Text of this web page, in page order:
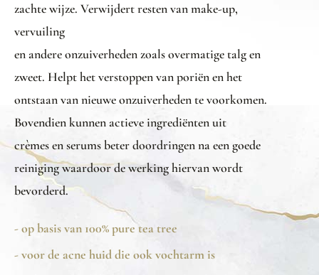
zachte wijze. Verwijdert resten van make-up,
vervuiling
en andere onzuiverheden zoals overmatige talg en
zweet. Helpt het verstoppen van poriën en het
ontstaan van nieuwe onzuiverheden te voorkomen.
Bovendien kunnen actieve ingrediënten uit
crèmes en serums beter doordringen na een goede
reiniging waardoor de werking hiervan wordt
bevorderd.
- op basis van 100% pure tea tree
- voor de acne huid die ook vochtarm is